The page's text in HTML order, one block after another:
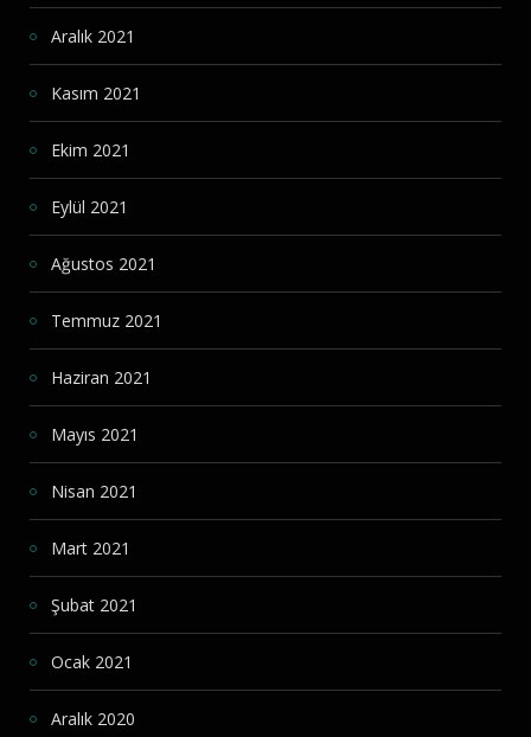
Aralık 2021
Kasım 2021
Ekim 2021
Eylül 2021
Ağustos 2021
Temmuz 2021
Haziran 2021
Mayıs 2021
Nisan 2021
Mart 2021
Şubat 2021
Ocak 2021
Aralık 2020